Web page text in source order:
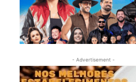
- Advertisement -